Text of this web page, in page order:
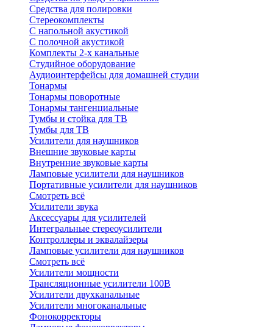
Средства для полировки
Стереокомплекты
C напольной акустикой
C полочной акустикой
Комплекты 2-х канальные
Студийное оборудование
Аудиоинтерфейсы для домашней студии
Тонармы
Тонармы поворотные
Тонармы тангенциальные
Тумбы и стойка для ТВ
Тумбы для ТВ
Усилители для наушников
Внешние звуковые карты
Внутренние звуковые карты
Ламповые усилители для наушников
Портативные усилители для наушников
Смотреть всё
Усилители звука
Аксессуары для усилителей
Интегральные стереоусилители
Контроллеры и эквалайзеры
Ламповые усилители для наушников
Смотреть всё
Усилители мощности
Трансляционные усилители 100В
Усилители двухканальные
Усилители многоканальные
Фонокорректоры